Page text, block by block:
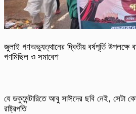
জুলাই গণঅভ্যুত্থানের দ্বিতীয় বর্ষপূর্তি উপলক্ষে
গণমিছিল ও সমাবেশ
যে ডকুমেন্টারিতে আবু সাঈদের ছবি নেই, সেটা
রাষ্ট্রপতি